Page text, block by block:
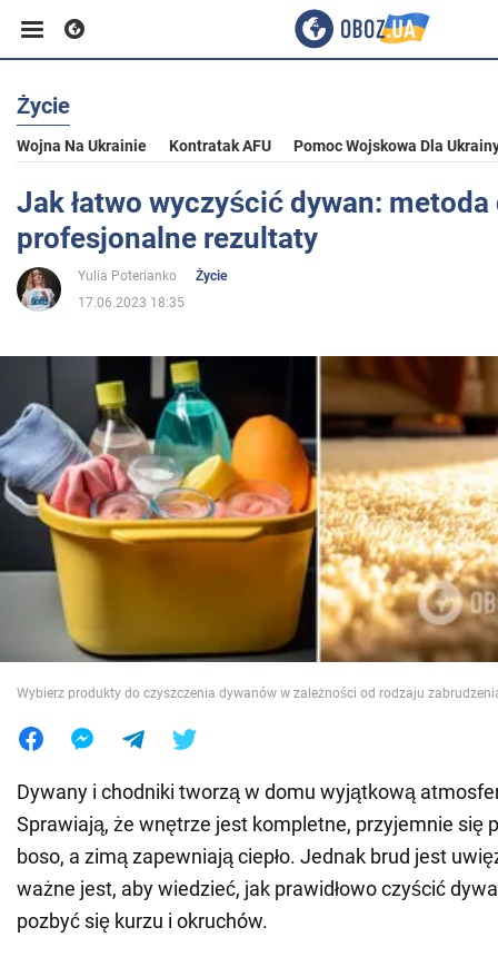
Biznes
Sport
Rozrywka
Polityka
Społeczeństwo
Wojna na Ukrainie
Świat
Jedzenie
Życie
Wojna Na Ukrainie Kontratak AFU Pomoc Wojskowa Dla
Jak łatwo wyczyścić dywan: metoda
profesjonalne rezultaty
Yulia Poterianko
Życie
17.06.2023 18:35
Wybierz produkty do czyszczenia dywanów w zależności od rodzaju
Dywany i chodniki tworzą w domu wyjątkową
Sprawiają, że wnętrze jest kompletne, przyjemnie się
boso, a zimą zapewniają ciepło. Jednak brud jest
ważne jest, aby wiedzieć, jak prawidłowo czyścić
pozbyć się kurzu i okruchów.